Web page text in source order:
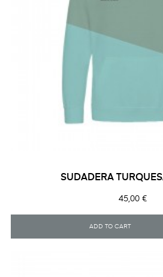
SUDADERA
Precio
45,00 €
ADD TO CART